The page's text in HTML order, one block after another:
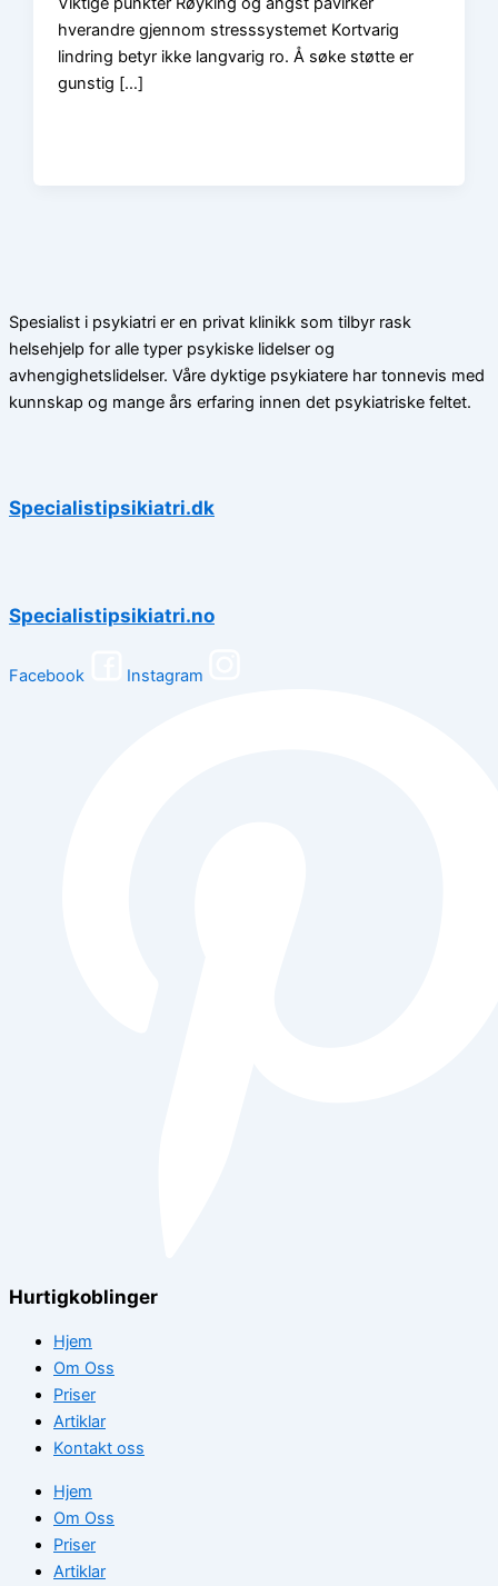
hverandre gjennom stresssystemet Kortvarig
lindring betyr ikke langvarig ro. Å søke støtte er
gunstig […]
Spesialist i psykiatri er en privat klinikk som tilbyr rask
helsehjelp for alle typer psykiske lidelser og
avhengighetslidelser. Våre dyktige psykiatere har tonnevis med
kunnskap og mange års erfaring innen det psykiatriske feltet.
Specialistipsikiatri.dk
Specialistipsikiatri.no
Facebook Instagram
Hurtigkoblinger
Hjem
Om Oss
Priser
Artiklar
Kontakt oss
Hjem
Om Oss
Priser
Artiklar